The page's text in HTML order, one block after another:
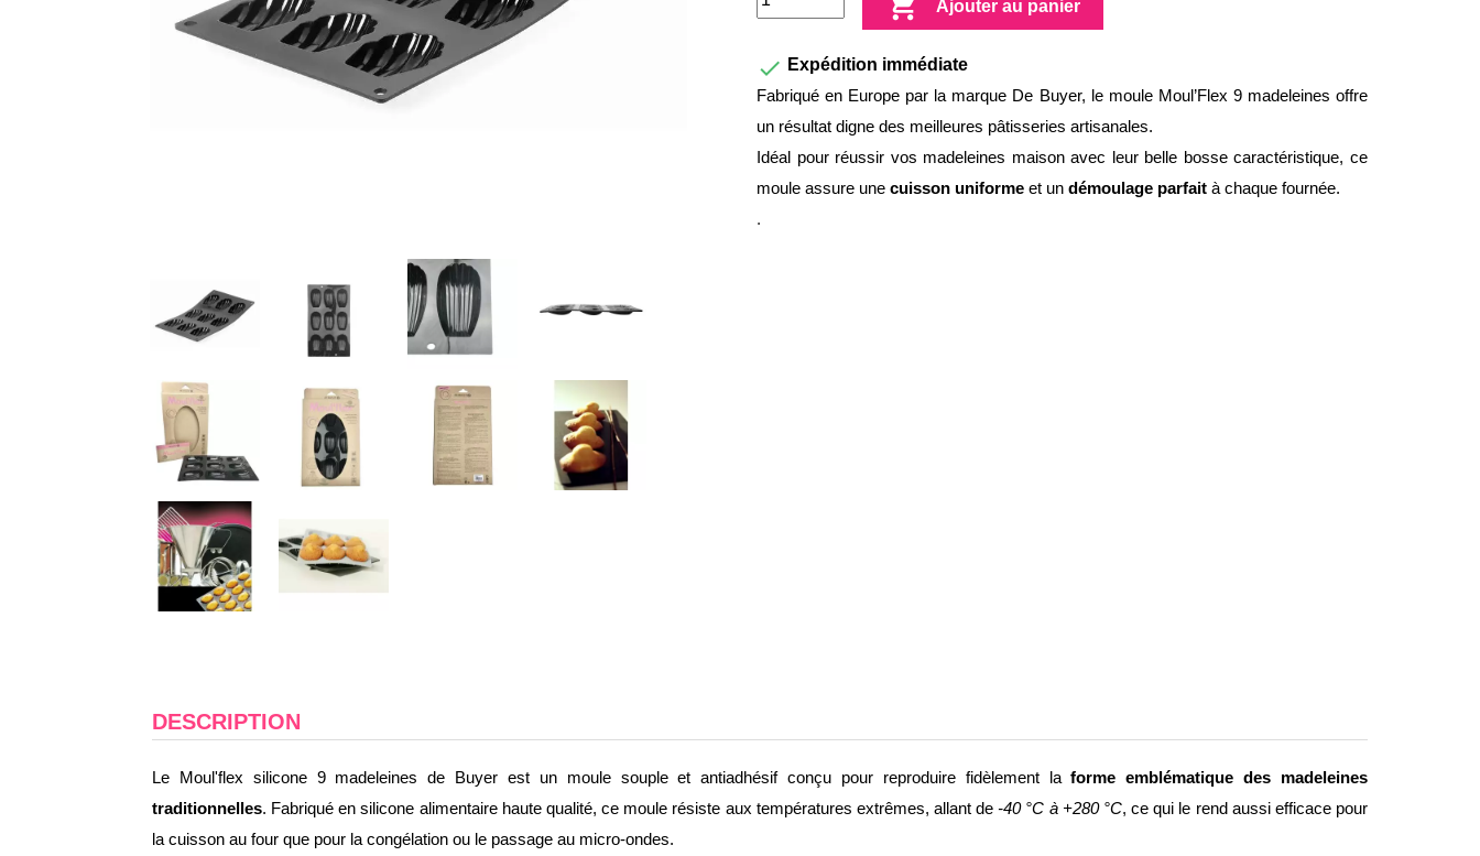
Ajouter au panier
 Expédition immédiate
Fabriqué en Europe par la marque De Buyer, le moule Moul’Flex 9 madeleines offre
un résultat digne des meilleures pâtisseries artisanales.
Idéal pour réussir vos madeleines maison avec leur belle bosse caractéristique, ce
moule assure une cuisson uniforme et un démoulage parfait à chaque fournée.
.
DESCRIPTION
Le Moul'flex silicone 9 madeleines de Buyer est un moule souple et antiadhésif conçu pour reproduire fidèlement laforme emblématique des madeleines
traditionnelles. Fabriqué en silicone alimentaire haute qualité, ce moule résiste aux températures extrêmes, allant de-40 °C à +280 °C, ce qui le rend aussi efficace pour
la cuisson au four que pour la congélation ou le passage au micro-ondes.